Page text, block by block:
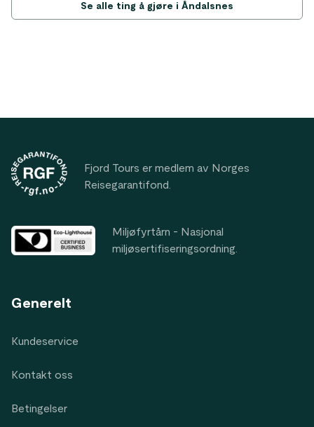
Se alle ting å gjøre i Åndalsnes
Fjord Tours er medlem av Norges
Reisegarantifond.
Miljøfyrtårn - Nasjonal
miljøsertifiseringsordning.
Generelt
Kundeservice
Kontakt oss
Betingelser